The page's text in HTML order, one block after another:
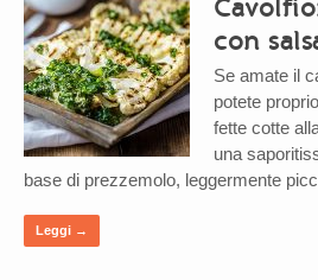
con
Se amate il
potete
fette cotte
una
base di prezzemolo, leggermente
Leggi →